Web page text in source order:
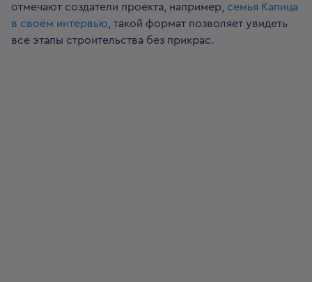
отмечают создатели проекта, например, семья Капица
в своём интервью , такой формат позволяет увидеть
все этапы строительства без прикрас.